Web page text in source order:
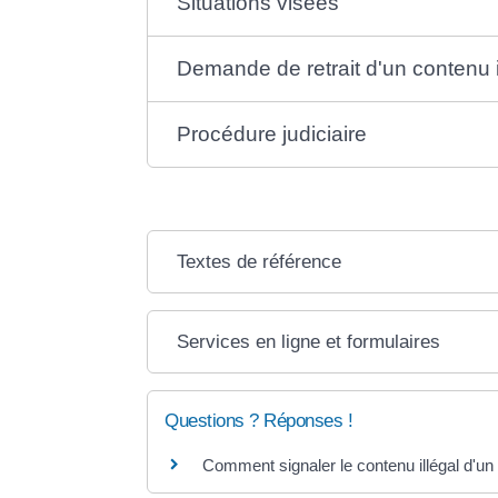
Demande de retrait d'un contenu
Procédure judiciaire
Textes de référence
Services en ligne et formulaires
Questions ? Réponses !
Comment signaler le contenu illégal